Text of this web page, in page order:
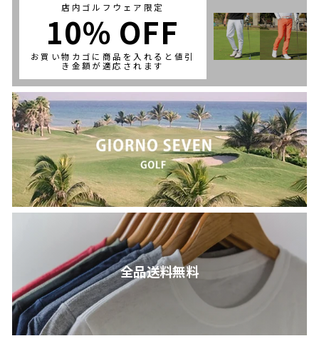
店内ゴルフウェア限定
10％ OFF
お買い物カゴに商品を入れると値引
き金額が適応されます
全品送料無料